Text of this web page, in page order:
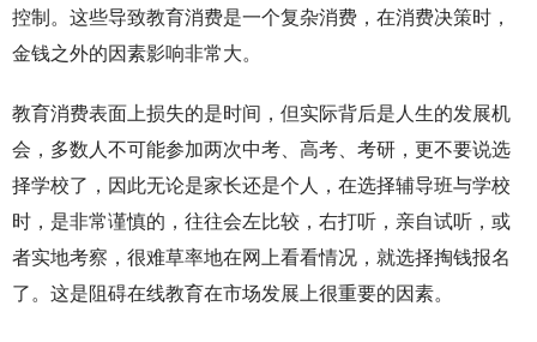
控制。这些导致教育消费是一个复杂消费，在消费决策时，
金钱之外的因素影响非常大。
教育消费表面上损失的是时间，但实际背后是人生的发展机
会，多数人不可能参加两次中考、高考、考研，更不要说选
择学校了，因此无论是家长还是个人，在选择辅导班与学校
时，是非常谨慎的，往往会左比较，右打听，亲自试听，或
者实地考察，很难草率地在网上看看情况，就选择掏钱报名
了。这是阻碍在线教育在市场发展上很重要的因素。